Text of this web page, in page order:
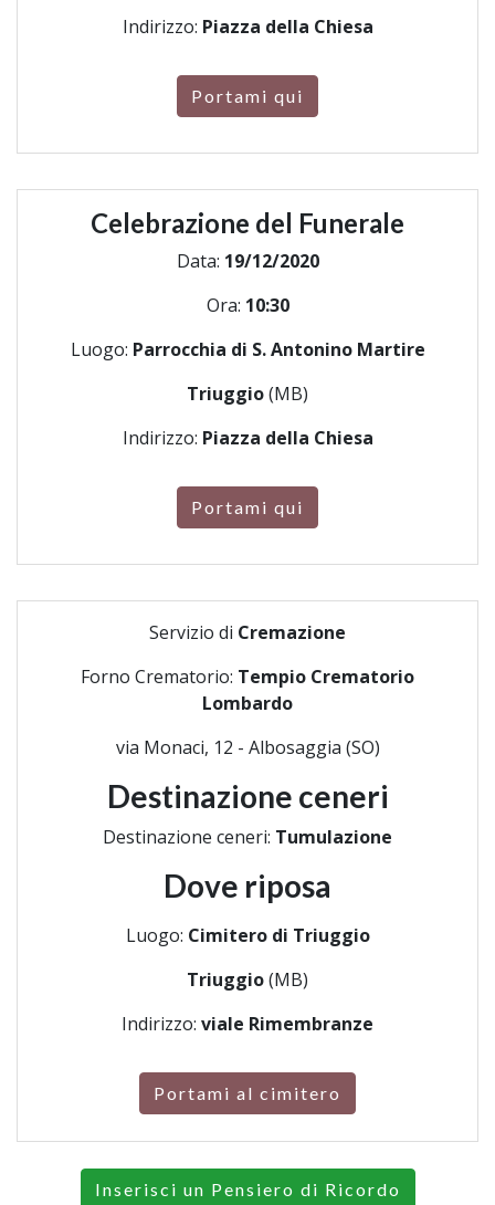
Indirizzo: Piazza della Chiesa
Portami qui
Celebrazione del Funerale
Data: 19/12/2020
Ora: 10:30
Luogo: Parrocchia di S. Antonino Martire
Triuggio(MB)
Indirizzo: Piazza della Chiesa
Portami qui
Servizio di Cremazione
Forno Crematorio: Tempio Crematorio
Lombardo
via Monaci, 12 - Albosaggia (SO)
Destinazione ceneri
Destinazione ceneri: Tumulazione
Dove riposa
Luogo: Cimitero di Triuggio
Triuggio(MB)
Indirizzo: viale Rimembranze
Portami al cimitero
Inserisci un Pensiero di Ricordo